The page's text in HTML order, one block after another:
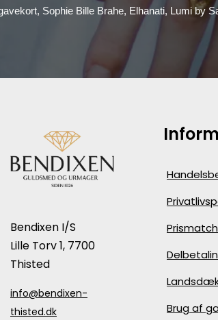
Sophie Bille Brahe, Elhanati, Lumi by
Bendixen I/S
Lille Torv 1, 7700
Thisted
info@bendixen-
thisted.dk
Prismatch
Brug af